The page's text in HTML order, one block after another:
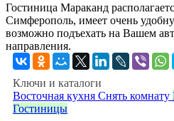
Гостиница Мараканд
Симферополь, имеет очень
возможно подъехать на Вашем
направления.
Ключи и каталоги
Восточная кухня Снять комнату
Гостиницы